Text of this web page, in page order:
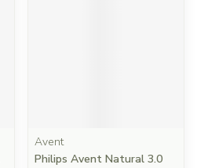
Avent
Philips Avent Natural 3.0